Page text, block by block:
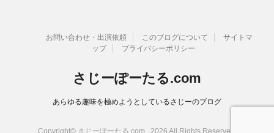
お問い合わせ・出演依頼 このブログについて
サイトマ
ップ
プライバシーポリシー
さじーぽーたる.com
あらゆる趣味を極めようとしているさじーのブログ